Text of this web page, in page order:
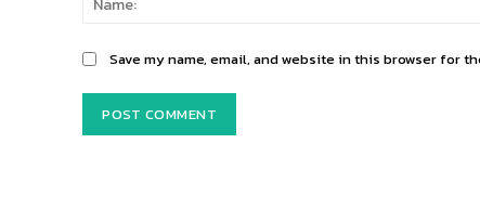
Save my name, email, and website in this browser for